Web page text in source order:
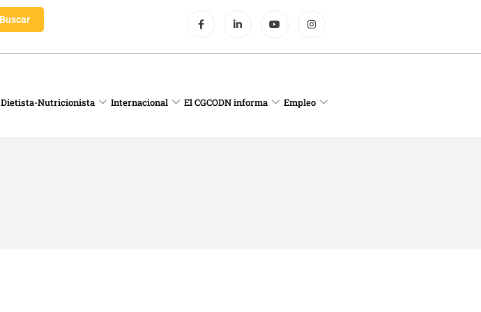
Dietista-Nutricionista Internacional El CGCODN informa Empleo